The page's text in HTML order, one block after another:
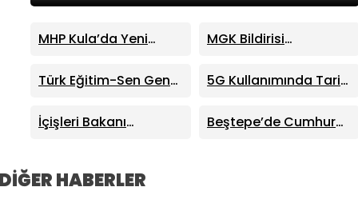
MHP Kula’da Yeni
Sönmez İlçe Başkanı
Seçildi
MGK Bildirisi
Türkiye Süreci ve Kritik
Dış Politika Mesajları
Türk Eğitim-Sen Genel
MHP Lideri Bahçeli’nin
Eğitim Mesajları Son
5G Kullanımında Tarihi
Milyon Abone
İçişleri Bakanı
Devletimizin Sarsılmaz
İradesidir”
Beştepe’de Cumhur
HABERLER